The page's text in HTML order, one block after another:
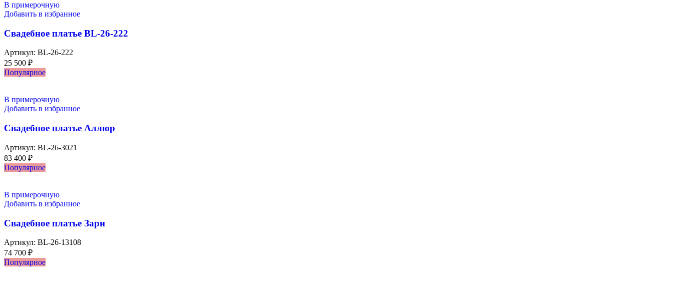
В примерочную
Добавить в избранное
Свадебное платье BL-26-222
Артикул: BL-26-222
25 500 ₽
Популярное
В примерочную
Добавить в избранное
Свадебное платье Аллюр
Артикул: BL-26-3021
83 400 ₽
Популярное
В примерочную
Добавить в избранное
Свадебное платье Зари
Артикул: BL-26-13108
74 700 ₽
Популярное